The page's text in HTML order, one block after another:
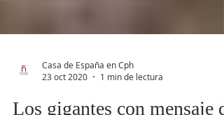
23 oct 2020
1 min de lectura